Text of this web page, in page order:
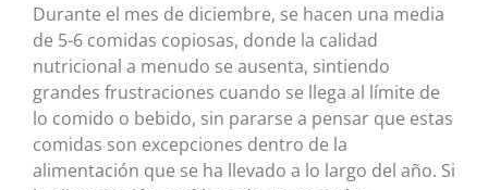
Durante el mes de diciembre, se hacen una media
de 5-6 comidas copiosas, donde la calidad
nutricional a menudo se ausenta, sintiendo
grandes frustraciones cuando se llega al límite de
lo comido o bebido, sin pararse a pensar que estas
comidas son excepciones dentro de la
alimentación que se ha llevado a lo largo del año. Si